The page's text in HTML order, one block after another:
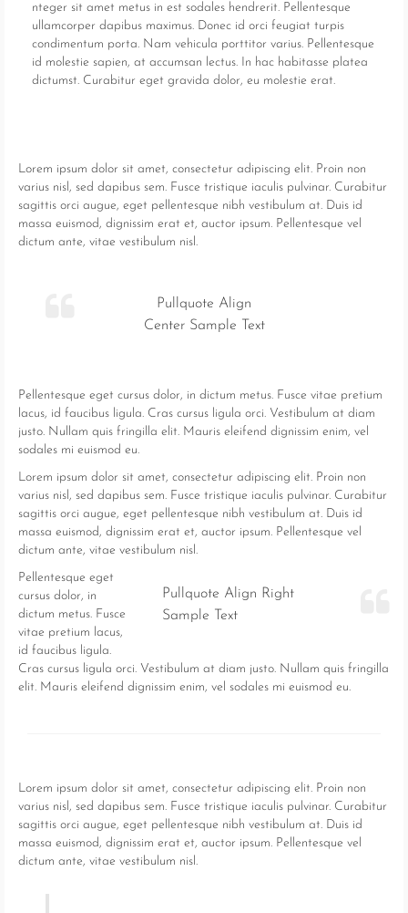
nteger sit amet metus in est sodales hendrerit. Pellentesque
ullamcorper dapibus maximus. Donec id orci feugiat turpis
condimentum porta. Nam vehicula porttitor varius. Pellentesque
id molestie sapien, at accumsan lectus. In hac habitasse platea
dictumst. Curabitur eget gravida dolor, eu molestie erat.
Lorem ipsum dolor sit amet, consectetur adipiscing elit. Proin non
varius nisl, sed dapibus sem. Fusce tristique iaculis pulvinar. Curabitur
sagittis orci augue, eget pellentesque nibh vestibulum at. Duis id
massa euismod, dignissim erat et, auctor ipsum. Pellentesque vel
dictum ante, vitae vestibulum nisl.
Pullquote Align
Center Sample Text
Pellentesque eget cursus dolor, in dictum metus. Fusce vitae pretium
lacus, id faucibus ligula. Cras cursus ligula orci. Vestibulum at diam
justo. Nullam quis fringilla elit. Mauris eleifend dignissim enim, vel
sodales mi euismod eu.
Lorem ipsum dolor sit amet, consectetur adipiscing elit. Proin non
varius nisl, sed dapibus sem. Fusce tristique iaculis pulvinar. Curabitur
sagittis orci augue, eget pellentesque nibh vestibulum at. Duis id
massa euismod, dignissim erat et, auctor ipsum. Pellentesque vel
dictum ante, vitae vestibulum nisl.
Pullquote Align Right
Sample Text
Pellentesque eget
cursus dolor, in
dictum metus. Fusce
vitae pretium lacus,
id faucibus ligula.
Cras cursus ligula orci. Vestibulum at diam justo. Nullam quis fringilla
elit. Mauris eleifend dignissim enim, vel sodales mi euismod eu.
Lorem ipsum dolor sit amet, consectetur adipiscing elit. Proin non
varius nisl, sed dapibus sem. Fusce tristique iaculis pulvinar. Curabitur
sagittis orci augue, eget pellentesque nibh vestibulum at. Duis id
massa euismod, dignissim erat et, auctor ipsum. Pellentesque vel
dictum ante, vitae vestibulum nisl.